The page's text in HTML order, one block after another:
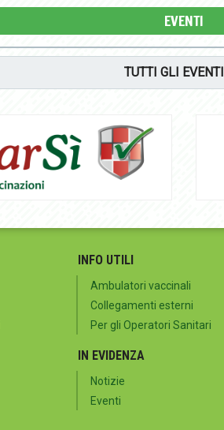
EVENTI
TUTTI GLI EVENTI
INFO UTILI
Ambulatori vaccinali
Collegamenti esterni
Per gli Operatori Sanitari
IN EVIDENZA
Notizie
Eventi